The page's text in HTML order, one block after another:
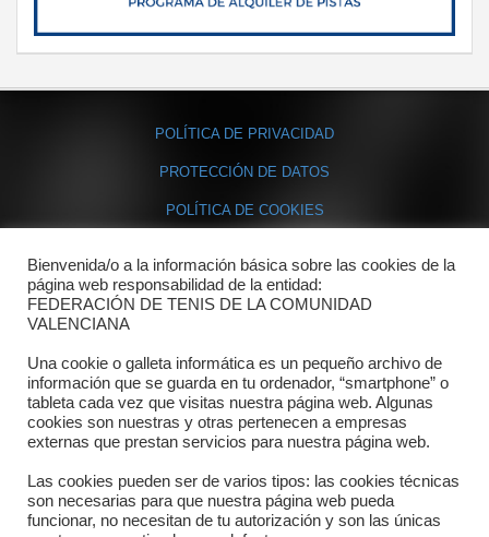
POLÍTICA DE PRIVACIDAD
PROTECCIÓN DE DATOS
POLÍTICA DE COOKIES
Contacto
Dónde estamos
Directorio departamentos
Horario
Formulario de contacto
Bienvenida/o a la información básica sobre las cookies de la
página web responsabilidad de la entidad:
FEDERACIÓN DE TENIS DE LA COMUNIDAD
VALENCIANA
Una cookie o galleta informática es un pequeño archivo de
información que se guarda en tu ordenador, “smartphone” o
tableta cada vez que visitas nuestra página web. Algunas
cookies son nuestras y otras pertenecen a empresas
externas que prestan servicios para nuestra página web.
Las cookies pueden ser de varios tipos: las cookies técnicas
son necesarias para que nuestra página web pueda
funcionar, no necesitan de tu autorización y son las únicas